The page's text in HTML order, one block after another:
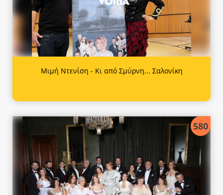
Μιμή Ντενίση - Κι από Σμύρνη... Σαλονίκη
580